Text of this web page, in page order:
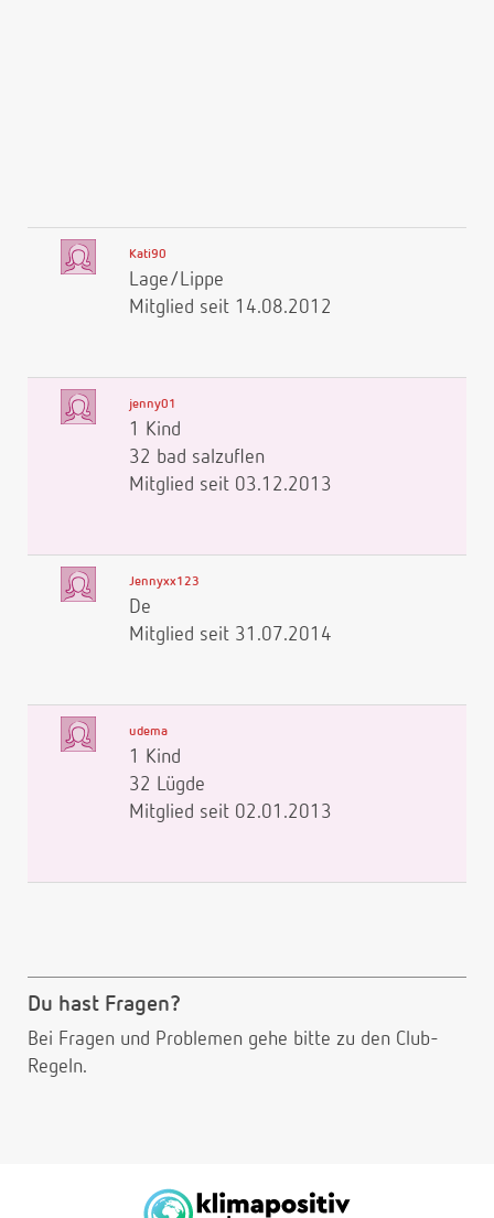
Kati90
Lage/Lippe
Mitglied seit 14.08.2012
jenny01
1 Kind
32 bad salzuflen
Mitglied seit 03.12.2013
Jennyxx123
De
Mitglied seit 31.07.2014
udema
1 Kind
32 Lügde
Mitglied seit 02.01.2013
Du hast Fragen?
Bei Fragen und Problemen gehe bitte zu den Club-
Regeln.